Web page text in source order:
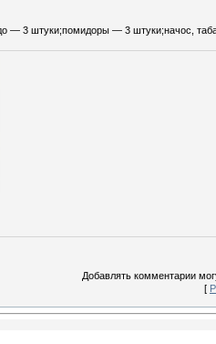
— 3 штуки;помидоры — 3 штуки;начос,
Добавлять комментарии
[